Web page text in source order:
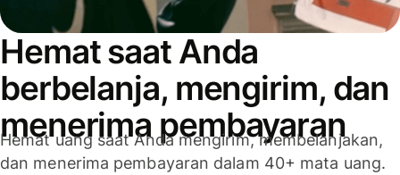
Hemat saat Anda
berbelanja, mengirim, dan
menerima pembayaran
Hemat uang saat Anda mengirim, membelanjakan,
dan menerima pembayaran dalam 40+ mata uang.